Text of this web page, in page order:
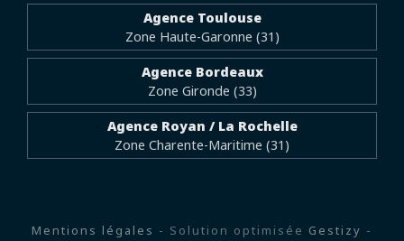
Agence Toulouse
Zone Haute-Garonne (31)
Agence Bordeaux
Zone Gironde (33)
Agence Royan / La Rochelle
Zone Charente-Maritime (31)
Mentions légales - Solution optimisée Gestizy -